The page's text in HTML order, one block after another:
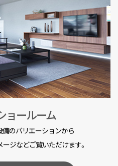
ョールーム
のバリエーションから
ジなどご覧いただけます。